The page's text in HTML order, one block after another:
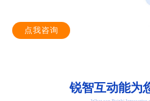
点我咨询
锐智互动能为